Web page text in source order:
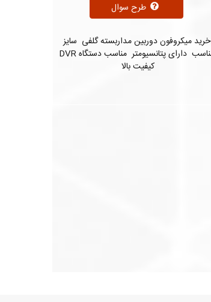
خرید میکروفون دوربین مداربسته گلفی سایز
مناسب دارای پتانسیومتر مناسب دستگاه DVR
کیفیت بالا